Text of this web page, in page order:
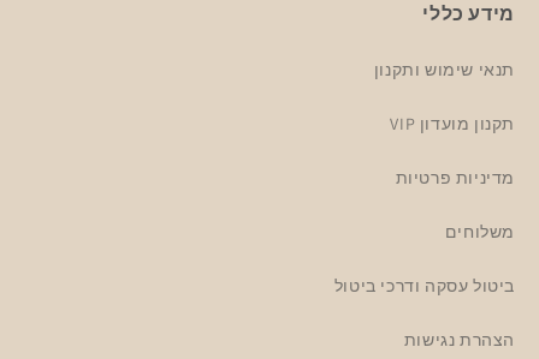
מידע כללי
תנאי שימוש ותקנון
תקנון מועדון VIP
מדיניות פרטיות
משלוחים
ביטול עסקה ודרכי ביטול
הצהרת נגישות